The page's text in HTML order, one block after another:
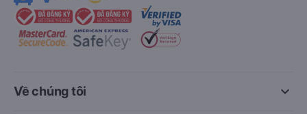
Hà Nội đi Hạ Long
Hà Nội đi Sa Pa
Đà Nẵng đi Huế